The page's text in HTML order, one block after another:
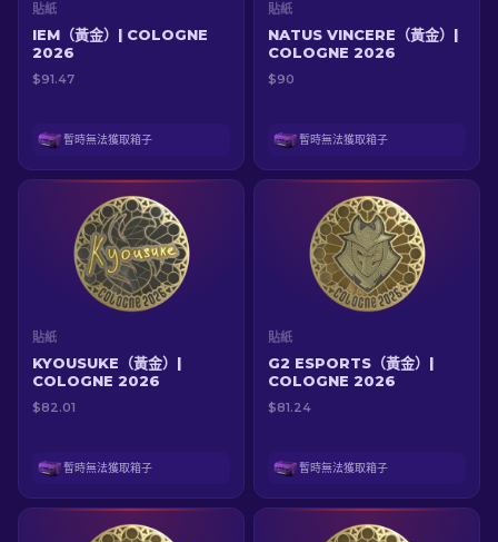
貼紙
IEM（黃金）| COLOGNE
2026
$91.47
暫時無法獲取箱子
貼紙
NATUS VINCERE（黃金）|
COLOGNE 2026
$90
暫時無法獲取箱子
貼紙
KYOUSUKE（黃金）|
COLOGNE 2026
$82.01
暫時無法獲取箱子
貼紙
G2 ESPORTS（黃金）|
COLOGNE 2026
$81.24
暫時無法獲取箱子